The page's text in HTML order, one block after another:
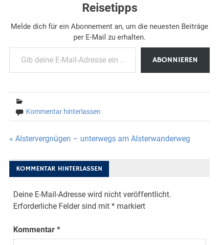
Reisetipps
Melde dich für ein Abonnement an, um die neuesten Beiträge
per E-Mail zu erhalten.
Gib deine E-Mail-Adresse ein ...
ABONNIEREN
Kommentar hinterlassen
Beitragsnavigation
« Alstervergnügen – unterwegs am Alsterwanderweg
KOMMENTAR HINTERLASSEN
Deine E-Mail-Adresse wird nicht veröffentlicht.
Erforderliche Felder sind mit* markiert
Kommentar*